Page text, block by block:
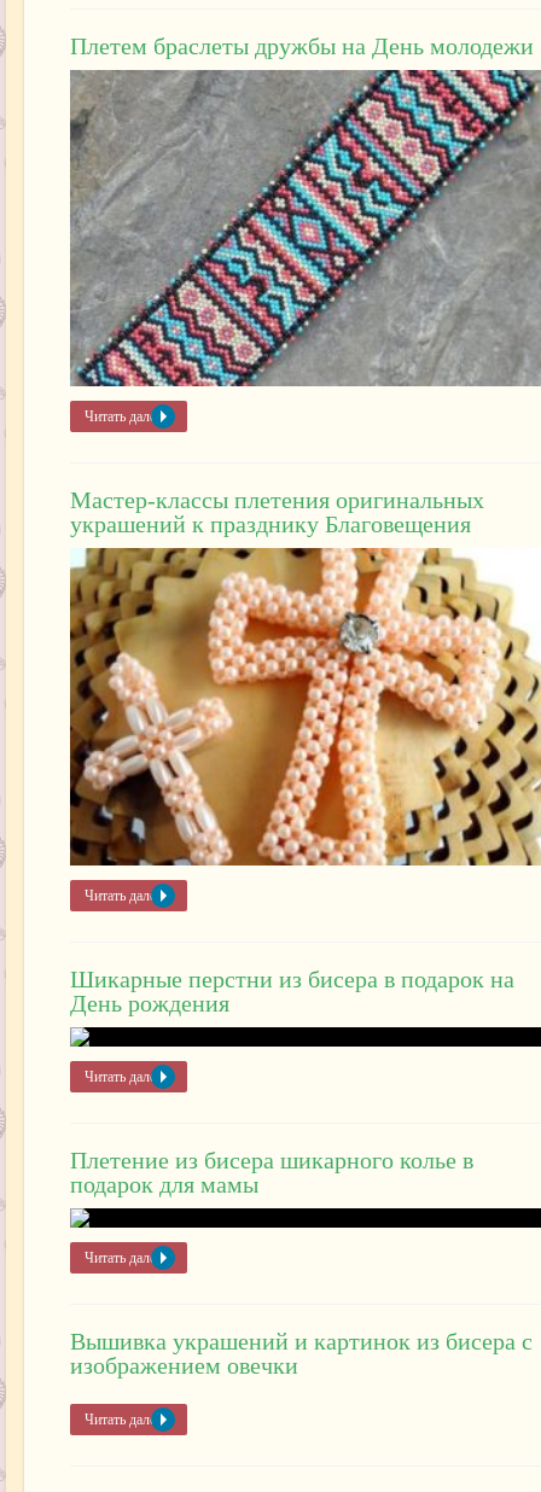
Плетем браслеты дружбы на День молодежи
Читать далее »
Мастер-классы плетения оригинальных
украшений к празднику Благовещения
Читать далее »
Шикарные перстни из бисера в подарок на
День рождения
Читать далее »
Плетение из бисера шикарного колье в
подарок для мамы
Читать далее »
Вышивка украшений и картинок из бисера с
изображением овечки
Читать далее »